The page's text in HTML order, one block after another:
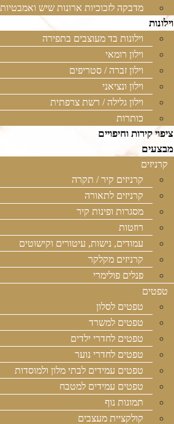
מדבקה לזכוכיות ארונות שיש ואמבטיות
וילונות
וילונות בד מעוצבים בתפירה
וילון רומאי
וילון זברה / סטריפים
וילון ונציאני
וילון גלילה / רשת צרפתית
כותרות
ציפוי קירות וחיפויים
מבצעים
קרניזים
קרניזים קיר / תקרה
קרניזים לתאורה
מסגרות ופינות קיר
רוזטות
עמודים, נישות, עיטורים וקישוטים
קרניזים מקלקר
פנלים פולימרי
טפטים
טפטים לסלון
טפטים למשרד
טפטים לחדרי ילדים
טפטים לחדרי נוער
טפטים עמידים לבתי מלון ולמוסדות
טפטים עמידים למטבח
תמונות נוף
קולקציית מעצבים